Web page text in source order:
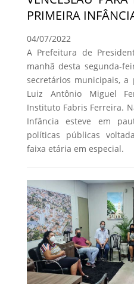
PRIMEIRA
04/07/2022
A Prefeitura de
manhã desta segunda-
secretários municipais, a
Luiz Antônio Miguel
Instituto Fabris Ferreira.
Infância esteve em
políticas públicas
faixa etária em especial.